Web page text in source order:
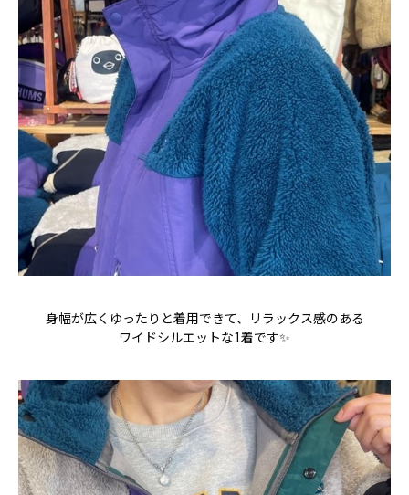
身幅が広くゆったりと着用できて、リラックス感のある
ワイドシルエットな1着です✨